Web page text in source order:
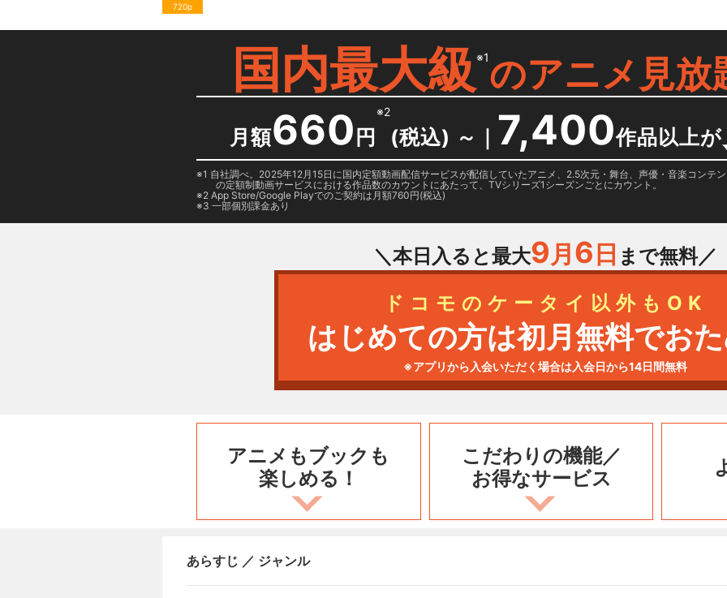
720p
国内最大級 ※1のアニメ見放
月額660 円
※2
(税込) ～ ｜ 7,400作品以上が
1 自社調べ。2025年12月15日に国内定額動画配信サービスが配信していたアニメ、2.5次元・舞台、声優・音楽コンテ
の定額制動画サービスにおける作品数のカウントにあたって、TVシリーズ1シーズンごとにカウント。
2 App Store/Google Playでのご契約は月額760円(税込)
3 一部個別課金あり
＼本日入ると最大9月 6 日 まで無料／
ドコモのケータイ以外もOK
はじめての方は初月無料でお
※アプリから入会いただく場合は入会日から14日間無料
アニメもブックも
楽しめる！
こだわりの機能／
お得なサービス
あらすじ ／ ジャンル